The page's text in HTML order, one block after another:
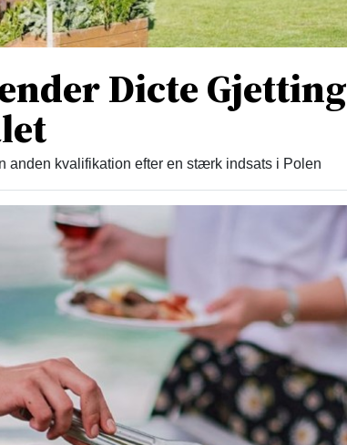
Dicte Gjetting
anden kvalifikation efter en stærk indsats i Polen